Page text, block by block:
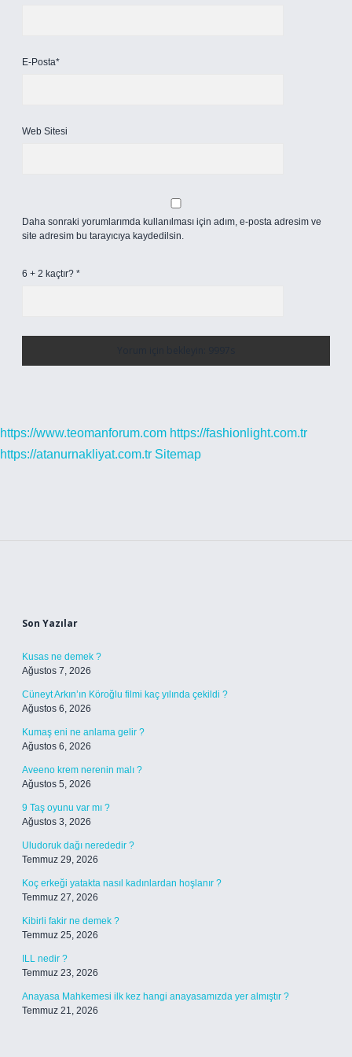
E-Posta*
Web Sitesi
Daha sonraki yorumlarımda kullanılması için adım, e-posta adresim ve
site adresim bu tarayıcıya kaydedilsin.
6 + 2 kaçtır? *
https://www.teomanforum.com https://fashionlight.com.tr
https://atanurnakliyat.com.tr Sitemap
Son Yazılar
Kusas ne demek ?
Ağustos 7, 2026
Cüneyt Arkın’ın Köroğlu filmi kaç yılında çekildi ?
Ağustos 6, 2026
Kumaş eni ne anlama gelir ?
Ağustos 6, 2026
Aveeno krem nerenin malı ?
Ağustos 5, 2026
9 Taş oyunu var mı ?
Ağustos 3, 2026
Uludoruk dağı nerededir ?
Temmuz 29, 2026
Koç erkeği yatakta nasıl kadınlardan hoşlanır ?
Temmuz 27, 2026
Kibirli fakir ne demek ?
Temmuz 25, 2026
ILL nedir ?
Temmuz 23, 2026
Anayasa Mahkemesi ilk kez hangi anayasamızda yer almıştır ?
Temmuz 21, 2026